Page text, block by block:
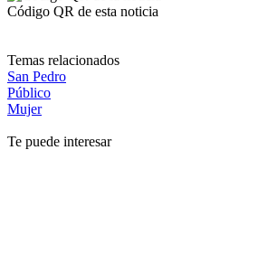
Código QR de esta noticia
Temas relacionados
San Pedro
Público
Mujer
Te puede interesar